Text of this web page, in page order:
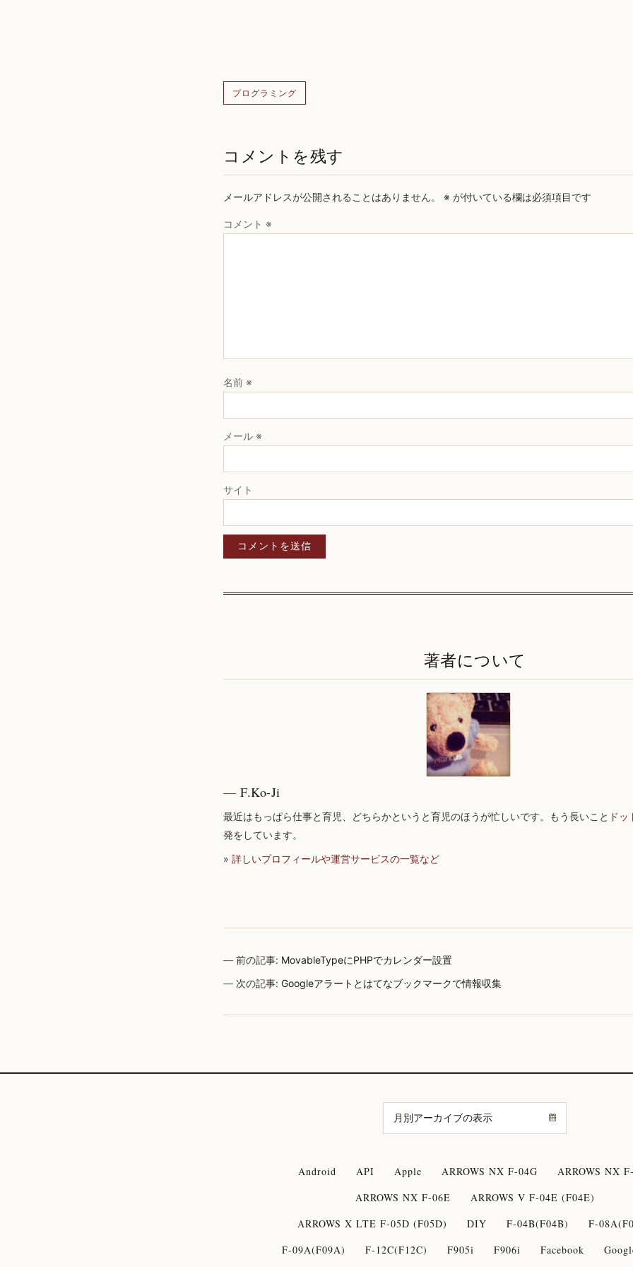
プログラミング
コメントを残す
メールアドレスが公開されることはありません。 ※ が付いている欄は必須項目です
コメント ※
名前 ※
メール ※
サイト
著者について
F.Ko-Ji
最近はもっぱら仕事と育児、どちらかというと育児のほうが忙しいです。もう長いこと ド
発をしています。
» 詳しいプロフィールや運営サービスの一覧など
前の記事: MovableTypeにPHPでカレンダー設置
次の記事:Googleアラートとはてなブックマークで情報収集
Android API Apple ARROWS NX F-04G
ARROWS NX
ARROWS NX F-06E
ARROWS V F-04E (F04E)
ARROWS X LTE F-05D (F05D)
DIY F-04B(F04B)
F-
F-09A(F09A)
F-12C(F12C) F905i F906i Facebook